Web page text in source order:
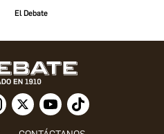
El Debate